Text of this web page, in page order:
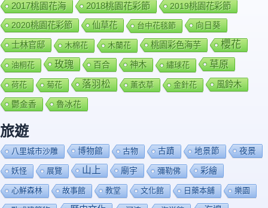
2017桃園花海 2018桃園花彩節
2019桃園花彩節
2020桃園花彩節
仙草花 台中花毯節 向日葵
士林官邸 木棉花 木蘭花 桃園彩色海芋 櫻花
油桐花 玫瑰 百合 神木 繡球花 草原
荷花 菊花 落羽松 薰衣草 金針花 風鈴木
鬱金香 魯冰花
旅遊
八里城市沙雕 博物館 古物 古蹟 地景節 夜景
妖怪 展覽 山上 廟宇 彌勒佛 彩繪
心鮮森林 故事館 教堂 文化館 日藥本舖 樂園